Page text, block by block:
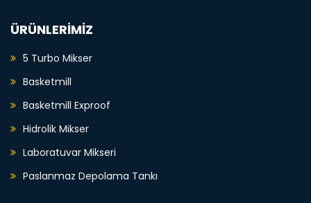
ÜRÜNLERİMİZ
5 Turbo Mikser
Basketmill
Basketmill Exproof
Hidrolik Mikser
Laboratuvar Mikseri
Paslanmaz Depolama Tankı